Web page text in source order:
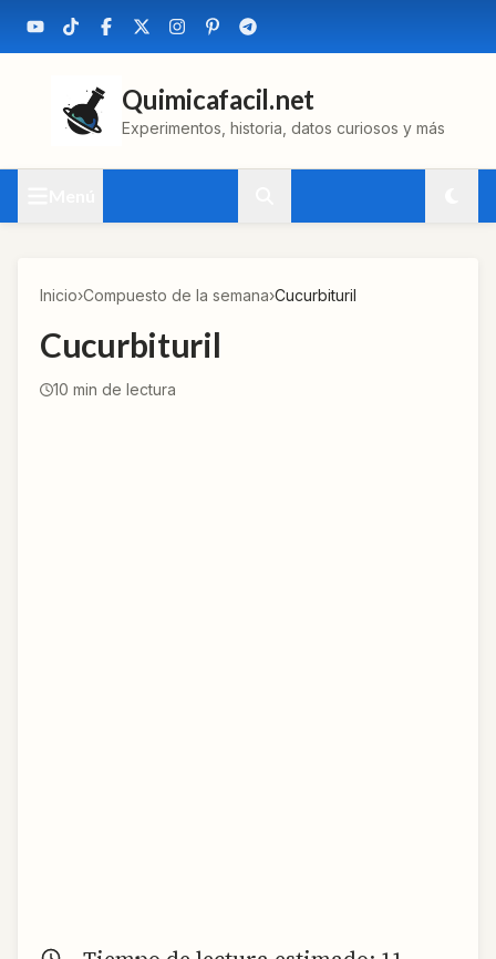
Quimicafacil.net
Experimentos, historia, datos curiosos y más
Inicio›Compuesto de la semana›Cucurbituril
Cucurbituril
10 min de lectura